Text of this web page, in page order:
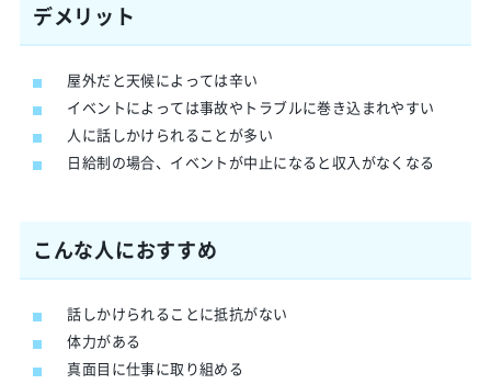
デメリット
屋外だと天候によっては辛い
イベントによっては事故やトラブルに巻き込まれやすい
人に話しかけられることが多い
日給制の場合、イベントが中止になると収入がなくなる
こんな人におすすめ
話しかけられることに抵抗がない
体力がある
真面目に仕事に取り組める